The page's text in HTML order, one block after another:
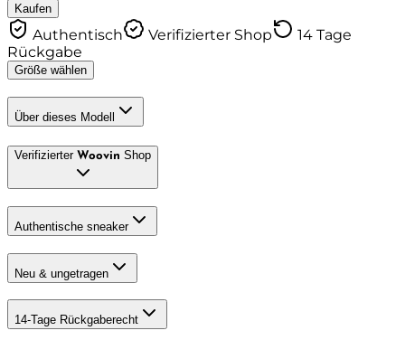
Kaufen
Authentisch Verifizierter Shop
14 Tage
Rückgabe
Größe wählen
Über dieses Modell
Verifizierter Woovin Shop
Authentische sneaker
Neu & ungetragen
14-Tage Rückgaberecht